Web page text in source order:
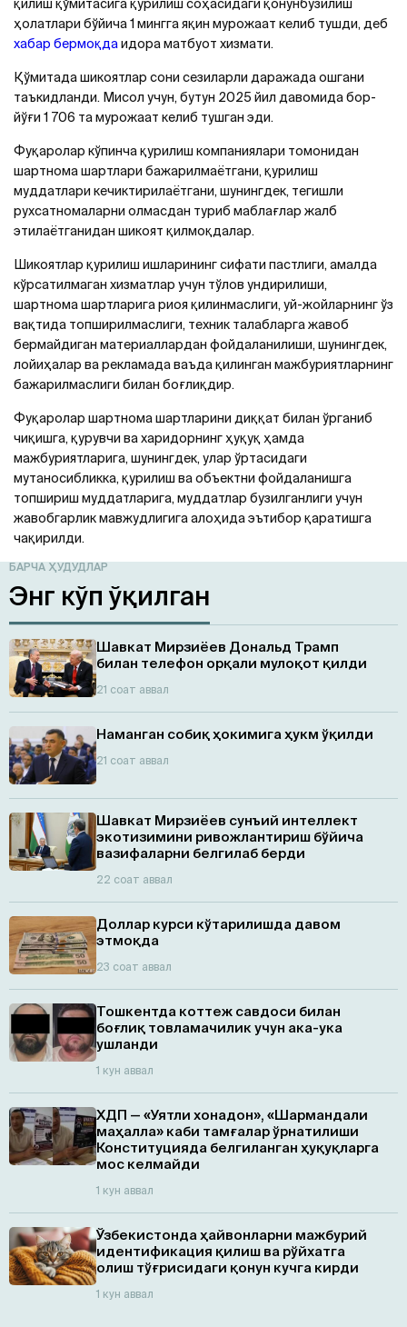
қилиш қўмитасига қурилиш соҳасидаги қонунбузилиш
ҳолатлари бўйича 1 мингга яқин мурожаат келиб тушди, деб
хабар бермоқдаидора матбуот хизмати.
Қўмитада шикоятлар сони сезиларли даражада ошгани
таъкидланди. Мисол учун, бутун 2025 йил давомида бор-
йўғи 1 706 та мурожаат келиб тушган эди.
Фуқаролар кўпинча қурилиш компаниялари томонидан
шартнома шартлари бажарилмаётгани, қурилиш
муддатлари кечиктирилаётгани, шунингдек, тегишли
рухсатномаларни олмасдан туриб маблағлар жалб
этилаётганидан шикоят қилмоқдалар.
Шикоятлар қурилиш ишларининг сифати пастлиги, амалда
кўрсатилмаган хизматлар учун тўлов ундирилиши,
шартнома шартларига риоя қилинмаслиги, уй-жойларнинг ўз
вақтида топширилмаслиги, техник талабларга жавоб
бермайдиган материаллардан фойдаланилиши, шунингдек,
лойиҳалар ва рекламада ваъда қилинган мажбуриятларнинг
бажарилмаслиги билан боғлиқдир.
Фуқаролар шартнома шартларини диққат билан ўрганиб
чиқишга, қурувчи ва харидорнинг ҳуқуқ ҳамда
мажбуриятларига, шунингдек, улар ўртасидаги
мутаносибликка, қурилиш ва объектни фойдаланишга
топшириш муддатларига, муддатлар бузилганлиги учун
жавобгарлик мавжудлигига алоҳида эътибор қаратишга
чақирилди.
БАРЧА ҲУДУДЛАР
Энг кўп ўқилган
Шавкат Мирзиёев Дональд Трамп
билан телефон орқали мулоқот қилди
21 соат аввал
Наманган собиқ ҳокимига ҳукм ўқилди
21 соат аввал
Шавкат Мирзиёев сунъий интеллект
экотизимини ривожлантириш бўйича
вазифаларни белгилаб берди
22 соат аввал
Доллар курси кўтарилишда давом
этмоқда
23 соат аввал
Тошкентда коттеж савдоси билан
боғлиқ товламачилик учун ака-ука
ушланди
1 кун аввал
ХДП — «Уятли хонадон», «Шармандали
маҳалла» каби тамғалар ўрнатилиши
Конституцияда белгиланган ҳуқуқларга
мос келмайди
1 кун аввал
Ўзбекистонда ҳайвонларни мажбурий
идентификация қилиш ва рўйхатга
олиш тўғрисидаги қонун кучга кирди
1 кун аввал